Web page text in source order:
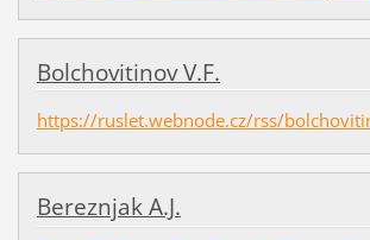
Bolchovitinov V.F.
https://ruslet.webnode.cz/rss/
Bereznjak A.J.